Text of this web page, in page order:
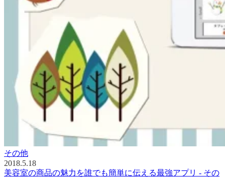
その他
2018.5.18
美容室の商品の魅力を誰でも簡単に伝える最強アプリ - その